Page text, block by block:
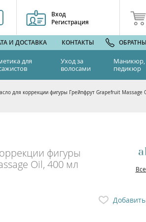
Вход
Регистрация
И ДОСТАВКА КОНТАКТЫ
для
Уход за
волосами
Маникюр,
педикюр
для коррекции фигуры Грейпфрут Grapefruit Massage
фигуры
Oil, 400 мл